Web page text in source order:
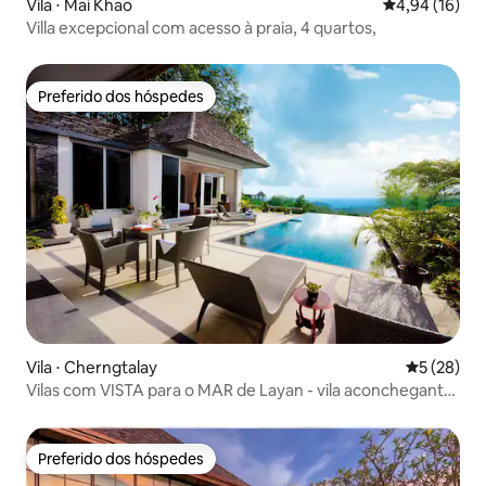
Vila ⋅ Mai Khao 4,94 de uma
4,94 (16)
Villa excepcional com acesso à praia, 4 quartos,
Preferido dos hóspedes
Preferido dos hóspedes
Vila ⋅ Cherngtalay 5 de uma
5 (28)
Vilas com VISTA para o MAR de Layan - vila aconchegante
Preferido dos hóspedes
Preferido dos hóspedes